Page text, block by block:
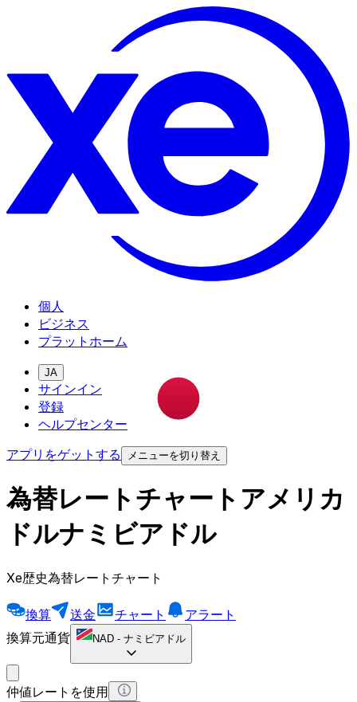
個人
ビジネス
プラットホーム
JA
サインイン
登録
ヘルプセンター
アプリをゲットする
メニューを切り替え
為替レートチャートアメリカ
ドルナミビアドル
Xe歴史為替レートチャート
換算 送金 チャート
アラート
換算元通貨
NAD - ナミビアドル
仲値レートを使用